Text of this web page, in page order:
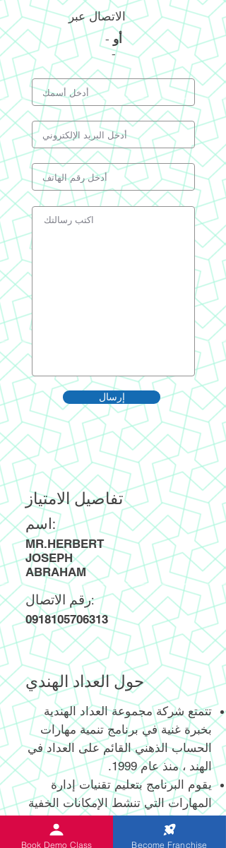
الاتصال عبر
- أو
-
إرسال
تفاصيل الامتياز
اسم:
MR.HERBERT
JOSEPH
ABRAHAM
رقم الاتصال:
0918105706313
حول العداد الهندي
تتمتع شركة مجموعة العداد الهندية
بخبرة غنية في برنامج تنمية مهارات
الحساب الذهني القائم على العداد في
الهند ، منذ عام 1999.
يقوم البرنامج بتعليم تقنيات إدارة
المهارات التي تنشط الإمكانات الخفية
اللانهائية للدماغ البشري واستخدامها
الفعال.
Book Demo Class Become Franchise